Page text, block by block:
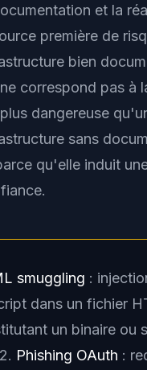
et la
première de
bien
correspond pas à
dangereuse
sans
qu'elle induit
smuggling :
dans un fichier
un binaire ou
Phishing OAuth :